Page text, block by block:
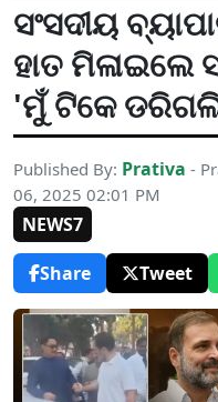
ସଂସଦୀୟ
ହାତ ମିଳାଇଲେ
'ମୁଁ ଟିକେ
Published By: Prativa -
06, 2025 02:01 PM
NEWS7
Share
Tweet